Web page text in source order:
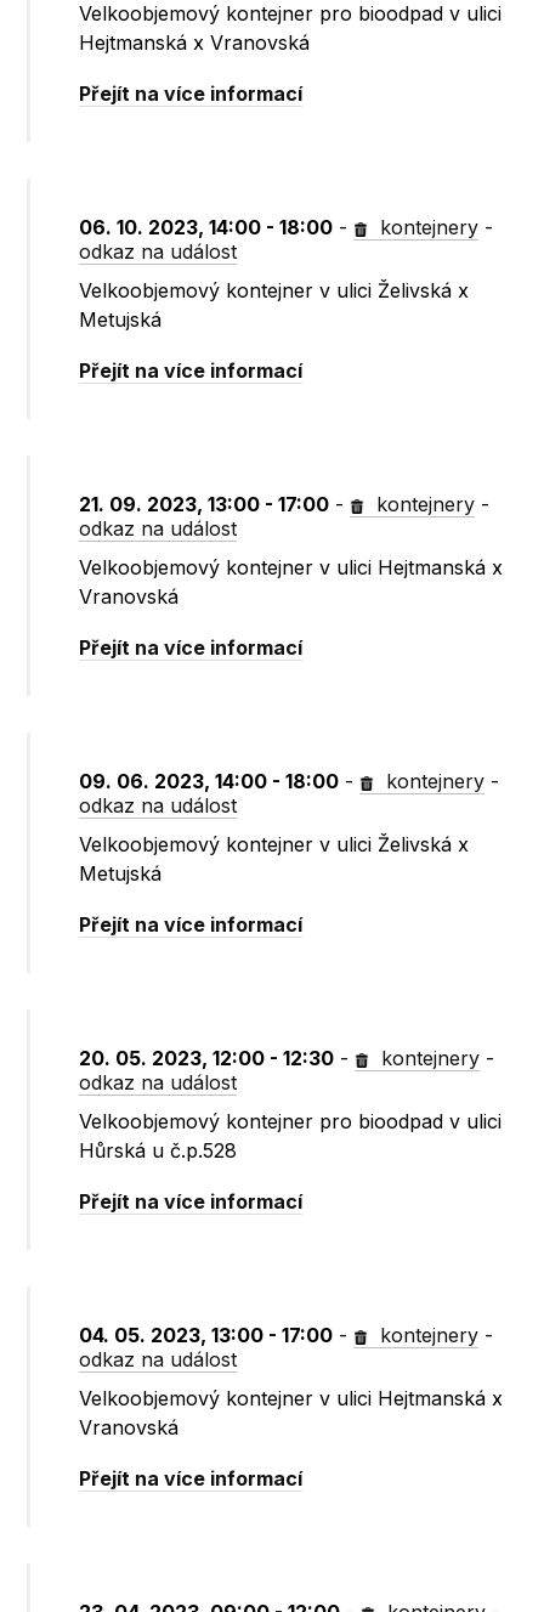
Velkoobjemový kontejner pro bioodpad v ulici
Hejtmanská x Vranovská
Přejít na více informací
06. 10. 2023, 14:00 - 18:00 - kontejnery -
odkaz na událost
Velkoobjemový kontejner v ulici Želivská x
Metujská
Přejít na více informací
21. 09. 2023, 13:00 - 17:00 - kontejnery -
odkaz na událost
Velkoobjemový kontejner v ulici Hejtmanská x
Vranovská
Přejít na více informací
09. 06. 2023, 14:00 - 18:00 - kontejnery -
odkaz na událost
Velkoobjemový kontejner v ulici Želivská x
Metujská
Přejít na více informací
20. 05. 2023, 12:00 - 12:30 - kontejnery -
odkaz na událost
Velkoobjemový kontejner pro bioodpad v ulici
Hůrská u č.p.528
Přejít na více informací
04. 05. 2023, 13:00 - 17:00 - kontejnery -
odkaz na událost
Velkoobjemový kontejner v ulici Hejtmanská x
Vranovská
Přejít na více informací